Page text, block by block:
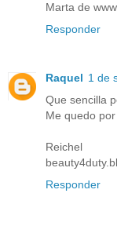
Marta de
Responder
Raquel 1 de
Que sencilla
Me quedo
Reichel
Responder